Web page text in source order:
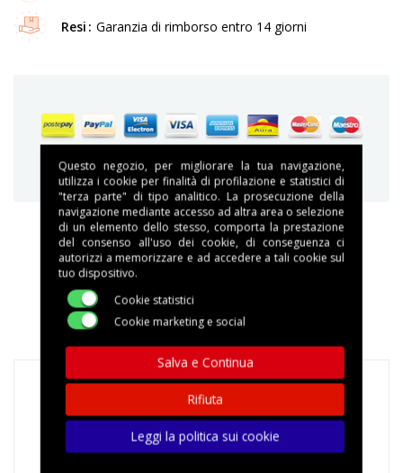
Resi Garanzia di rimborso entro 14 giorni
Garantiamo acquisti sicuri e protetti
DESCRIZIONE
DETTAGLI DEL PRODOTTO
Questo negozio, per migliorare la tua navigazione,
utilizza i cookie per finalità di profilazione e statistici di
"terza parte" di tipo analitico. La prosecuzione della
navigazione mediante accesso ad altra area o selezione
di un elemento dello stesso, comporta la prestazione
del consenso all'uso dei cookie, di conseguenza ci
autorizzi a memorizzare e ad accedere a tali cookie sul
tuo dispositivo.
Cookie statistici
Cookie marketing e social
Salva e Continua
Rifiuta
Leggi la politica sui cookie